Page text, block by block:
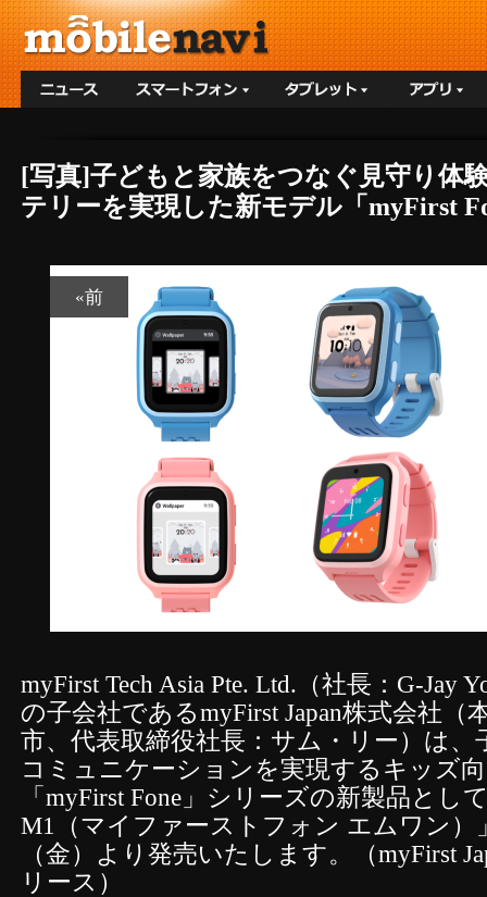
[写真]子どもと家族をつなぐ見守り体
テリーを実現した新モデル「myFirst
«前
myFirst Tech Asia Pte. Ltd.（社長：G-Jay
の子会社であるmyFirst Japan株式会社（
市、代表取締役社長：サム・リー）は
コミュニケーションを実現するキッズ
「myFirst Fone」シリーズの新製品とし
M1（マイファーストフォン エムワン）
（金）より発売いたします。（myFirst
リース）